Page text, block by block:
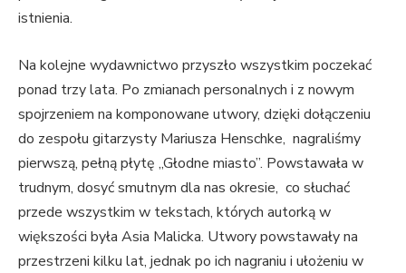
istnienia.
Na kolejne wydawnictwo przyszło wszystkim poczekać
ponad trzy lata. Po zmianach personalnych i z nowym
spojrzeniem na komponowane utwory, dzięki dołączeniu
do zespołu gitarzysty Mariusza Henschke, nagraliśmy
pierwszą, pełną płytę „Głodne miasto”. Powstawała w
trudnym, dosyć smutnym dla nas okresie, co słuchać
przede wszystkim w tekstach, których autorką w
większości była Asia Malicka. Utwory powstawały na
przestrzeni kilku lat, jednak po ich nagraniu i ułożeniu w